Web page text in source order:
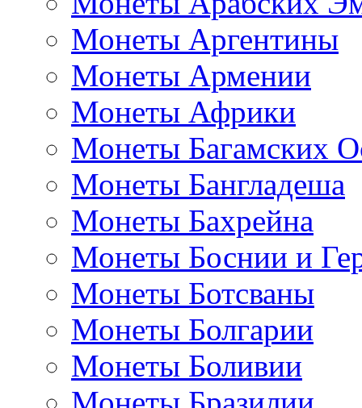
Монеты Аргентины
Монеты Армении
Монеты Африки
Монеты Багамских
Монеты Бангладеша
Монеты Бахрейна
Монеты Боснии и
Монеты Ботсваны
Монеты Болгарии
Монеты Боливии